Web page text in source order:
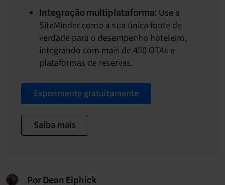
Integração multiplataforma: Use a
SiteMinder como a sua única fonte de
verdade para o desempenho hoteleiro,
integrando com mais de 450 OTAs e
plataformas de reservas.
Experimente gratuitamente
Saiba mais
Por Dean Elphick